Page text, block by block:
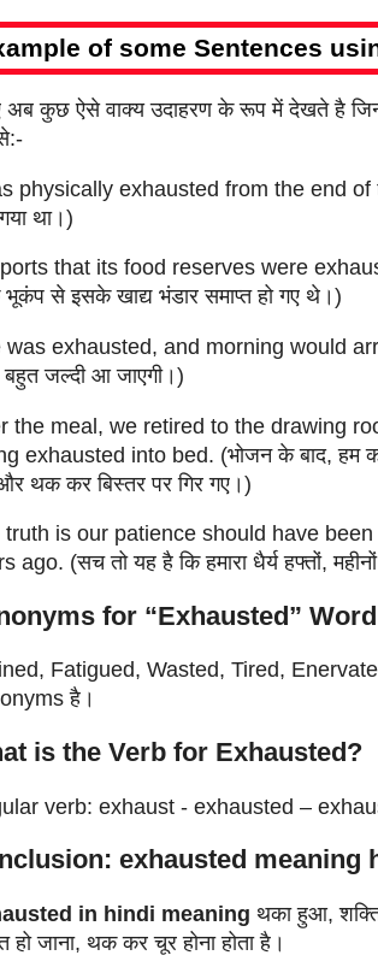
of some Sentences
कुछ ऐसे वाक्य उदाहरण के रूप में देखते है
physically exhausted from the end
था।)
that its food reserves were
भूकंप से इसके खाद्य भंडार समाप्त हो गए थे।)
was exhausted, and morning would
जल्दी आ जाएगी।)
the meal, we retired to the drawing
exhausted into bed. (भोजन के बाद, हम
थक कर बिस्तर पर गिर गए।)
truth is our patience should have
ago. (सच तो यह है कि हमारा धैर्य हफ्तों,
for “Exhausted” Word
Fatigued, Wasted, Tired,
है।
is the Verb for Exhausted?
verb: exhaust - exhausted –
exhausted meaning
in hindi meaning थका हुआ,
हो जाना, थक कर चूर होना होता है।